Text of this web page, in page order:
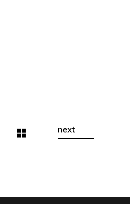
next